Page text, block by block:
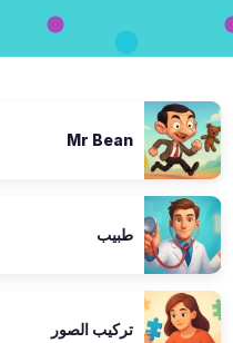
Mr Bean
طبيب
تركيب الصور